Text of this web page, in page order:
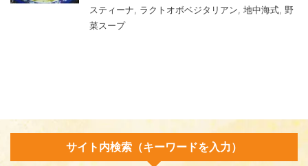
スティーナ
ラクトオボベジタリアン 地中海式 野
菜スープ
サイト内検索（キーワードを入力）